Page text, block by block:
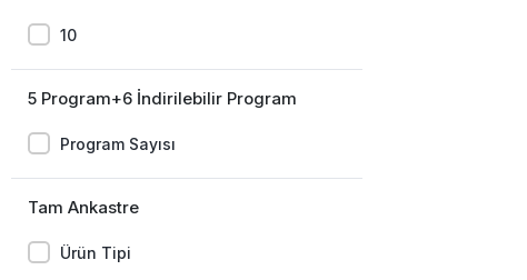
10
5 Program+6 İndirilebilir Program
Program Sayısı
Tam Ankastre
Ürün Tipi